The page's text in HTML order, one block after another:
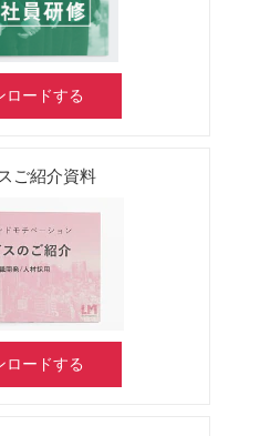
ロードする
ご紹介資料
ロードする